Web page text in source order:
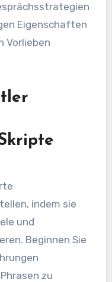
Eigenschaften
Vorlieben
indem sie
und
Beginnen Sie
zu